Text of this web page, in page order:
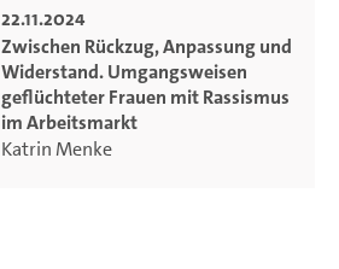
22.11.2024
Zwischen Rückzug, Anpassung und
Widerstand. Umgangsweisen
geflüchteter Frauen mit Rassismus
im Arbeitsmarkt
Katrin Menke